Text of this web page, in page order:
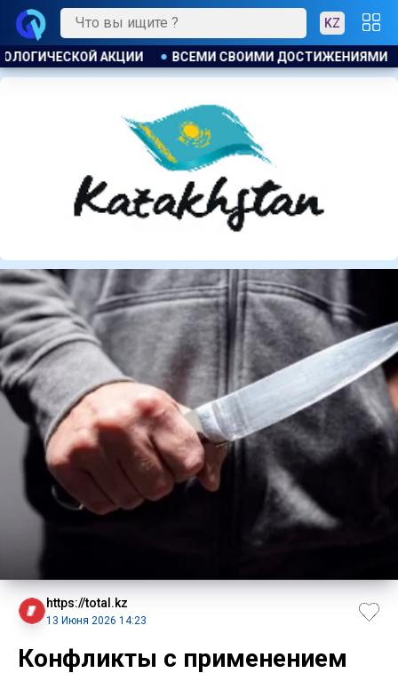
KZ
КРАЙ ОБЯЗАН ЭНЕРГИИ СВОИХ ГРАЖДАН .
https://total.kz
13 Июня 2026 14:23
Конфликты с применением